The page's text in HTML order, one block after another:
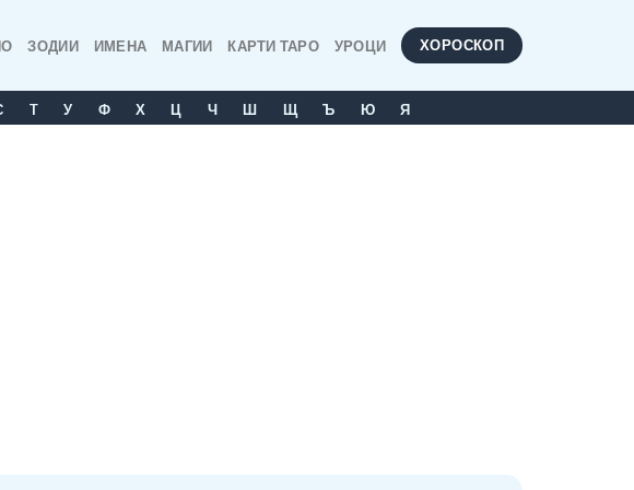
ЗОДИИ ИМЕНА МАГИИ КАРТИ ТАРО УРОЦИ ХОРОСКОП
T У Ф Х Ц Ч Ш Щ Ъ Ю Я